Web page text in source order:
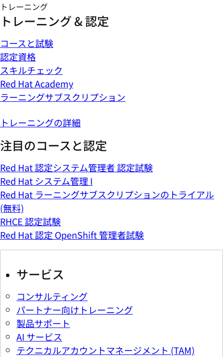
トレーニング
トレーニング & 認定
コースと試験
認定資格
スキルチェック
Red Hat Academy
ラーニングサブスクリプション
トレーニングの詳細
注目のコースと認定
Red Hat 認定システム管理者 認定試験
Red Hat システム管理 I
Red Hat ラーニングサブスクリプションのトライアル
(無料)
RHCE 認定試験
Red Hat 認定 OpenShift 管理者試験
サービス
コンサルティング
パートナー向けトレーニング
製品サポート
AI サービス
テクニカルアカウントマネージメント (TAM)